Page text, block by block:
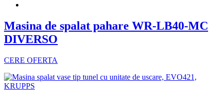
Masina de spalat pahare WR-LB40-MC
DIVERSO
CERE OFERTA